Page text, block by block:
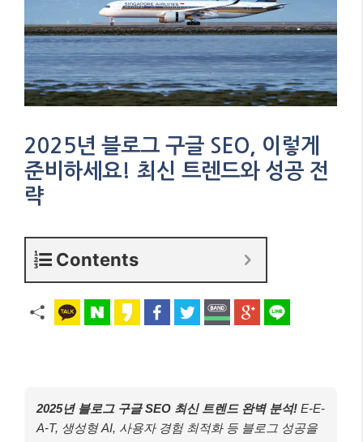
2025년 블로그 구글 SEO, 이렇게
준비하세요! 최신 트렌드와 성공 전
략
Contents
2025년 블로그 구글 SEO 최신 트렌드 완벽 분석! E-E-
A-T, 생성형 AI, 사용자 경험 최적화 등 블로그 성공을